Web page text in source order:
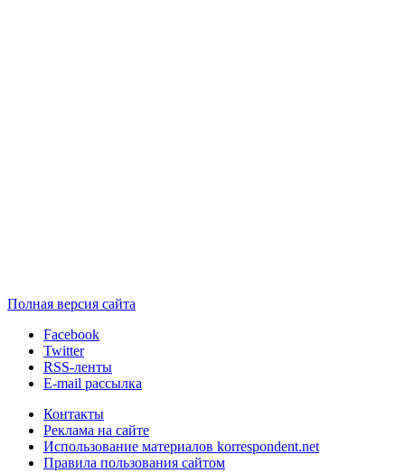
Полная версия сайта
Facebook
Twitter
RSS-ленты
E-mail рассылка
Контакты
Реклама на сайте
Использование материалов korrespondent.net
Правила пользования сайтом